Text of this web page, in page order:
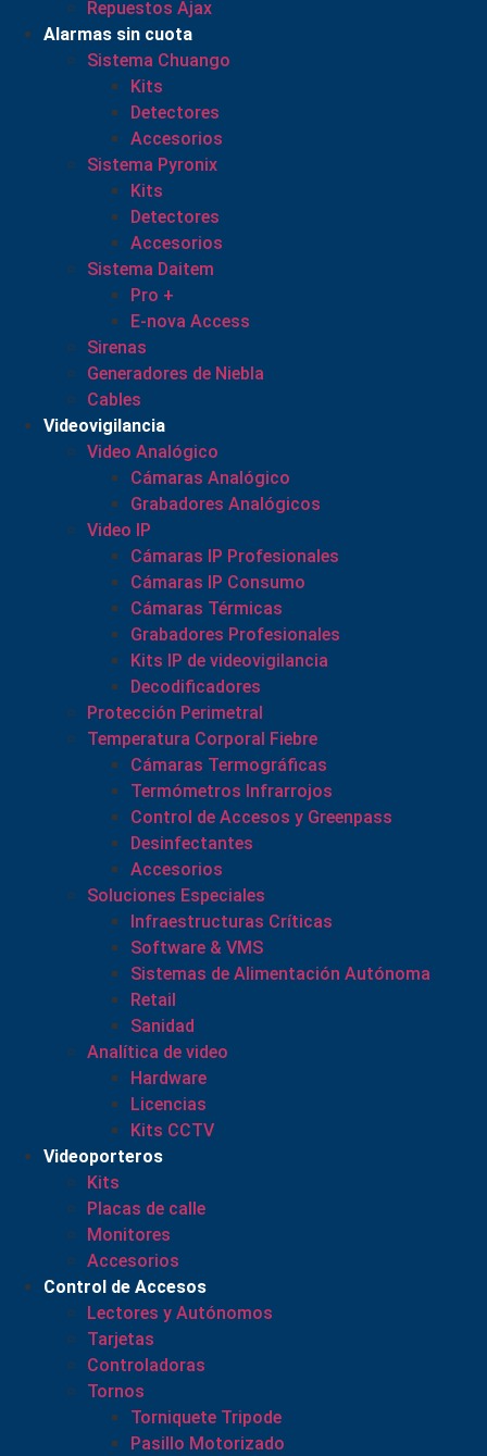
Repuestos Ajax
Alarmas sin cuota
Sistema Chuango
Kits
Detectores
Accesorios
Sistema Pyronix
Kits
Detectores
Accesorios
Sistema Daitem
Pro +
E-nova Access
Sirenas
Generadores de Niebla
Cables
Videovigilancia
Video Analógico
Cámaras Analógico
Grabadores Analógicos
Video IP
Cámaras IP Profesionales
Cámaras IP Consumo
Cámaras Térmicas
Grabadores Profesionales
Kits IP de videovigilancia
Decodificadores
Protección Perimetral
Temperatura Corporal Fiebre
Cámaras Termográficas
Termómetros Infrarrojos
Control de Accesos y Greenpass
Desinfectantes
Accesorios
Soluciones Especiales
Infraestructuras Críticas
Software & VMS
Sistemas de Alimentación Autónoma
Retail
Sanidad
Analítica de video
Hardware
Licencias
Kits CCTV
Videoporteros
Kits
Placas de calle
Monitores
Accesorios
Control de Accesos
Lectores y Autónomos
Tarjetas
Controladoras
Tornos
Torniquete Tripode
Pasillo Motorizado